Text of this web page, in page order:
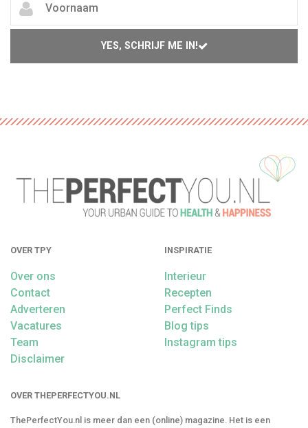
YES, SCHRIJF ME IN!
OVER TPY
Over ons
Contact
Adverteren
Vacatures
Team
Disclaimer
INSPIRATIE
Interieur
Recepten
Perfect Finds
Blog tips
Instagram tips
OVER THEPERFECTYOU.NL
ThePerfectYou.nl is meer dan een (online) magazine. Het is een